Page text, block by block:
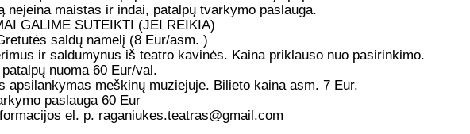
neįeina maistas ir indai, patalpų tvarkymo paslauga.
GALIME SUTEIKTI (JEI REIKIA)
saldų namelį (8 Eur/asm. )
ir saldumynus iš teatro kavinės. Kaina priklauso nuo pasirinkimo.
nuoma 60 Eur/val.
apsilankymas meškinų muziejuje. Bilieto kaina asm. 7 Eur.
paslauga 60 Eur
el. p. raganiukes.teatras@gmail.com